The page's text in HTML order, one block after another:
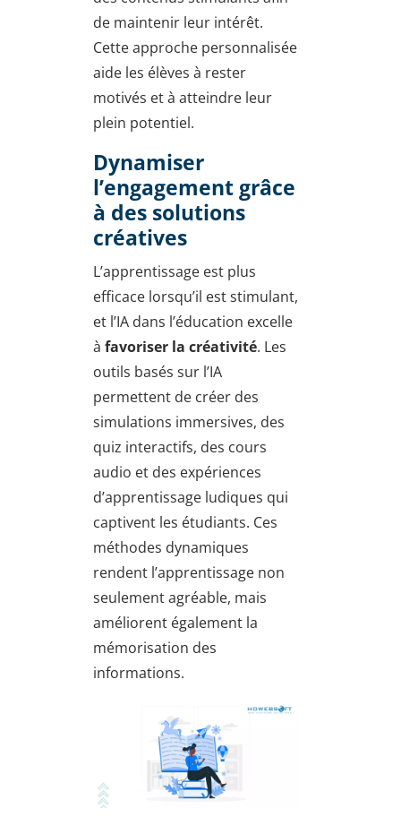
de maintenir leur intérêt.
Cette approche personnalisée
aide les élèves à rester
motivés et à atteindre leur
plein potentiel.
Dynamiser
l’engagement grâce
à des solutions
créatives
L’apprentissage est plus
efficace lorsqu’il est stimulant,
et l’IA dans l’éducation excelle
à favoriser la créativité. Les
outils basés sur l’IA
permettent de créer des
simulations immersives, des
quiz interactifs, des cours
audio et des expériences
d’apprentissage ludiques qui
captivent les étudiants. Ces
méthodes dynamiques
rendent l’apprentissage non
seulement agréable, mais
améliorent également la
mémorisation des
informations.